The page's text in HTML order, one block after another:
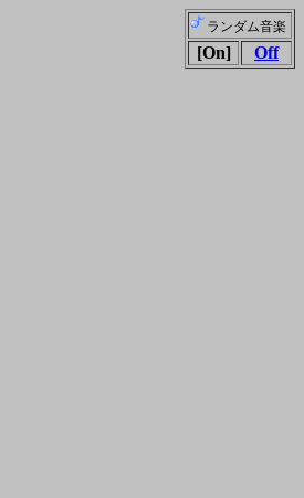
ランダム音楽
[On] Off